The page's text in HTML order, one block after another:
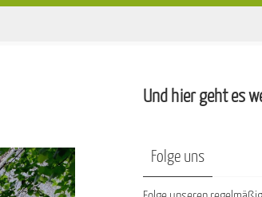
Und hier geht es
Folge uns